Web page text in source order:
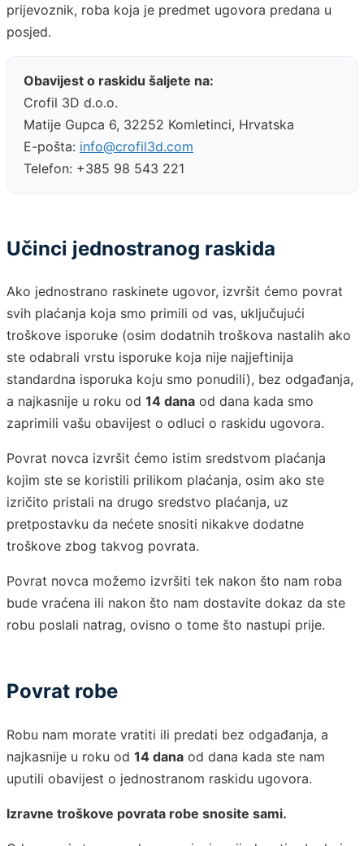
prijevoznik, roba koja je predmet ugovora predana u
posjed.
Obavijest o raskidu šaljete na:
Crofil 3D d.o.o.
Matije Gupca 6, 32252 Komletinci, Hrvatska
E-pošta: info@crofil3d.com
Telefon: +385 98 543 221
Učinci jednostranog raskida
Ako jednostrano raskinete ugovor, izvršit ćemo povrat
svih plaćanja koja smo primili od vas, uključujući
troškove isporuke (osim dodatnih troškova nastalih ako
ste odabrali vrstu isporuke koja nije najjeftinija
standardna isporuka koju smo ponudili), bez odgađanja,
a najkasnije u roku od 14 dana od dana kada smo
zaprimili vašu obavijest o odluci o raskidu ugovora.
Povrat novca izvršit ćemo istim sredstvom plaćanja
kojim ste se koristili prilikom plaćanja, osim ako ste
izričito pristali na drugo sredstvo plaćanja, uz
pretpostavku da nećete snositi nikakve dodatne
troškove zbog takvog povrata.
Povrat novca možemo izvršiti tek nakon što nam roba
bude vraćena ili nakon što nam dostavite dokaz da ste
robu poslali natrag, ovisno o tome što nastupi prije.
Povrat robe
Robu nam morate vratiti ili predati bez odgađanja, a
najkasnije u roku od 14 dana od dana kada ste nam
uputili obavijest o jednostranom raskidu ugovora.
Izravne troškove povrata robe snosite sami.